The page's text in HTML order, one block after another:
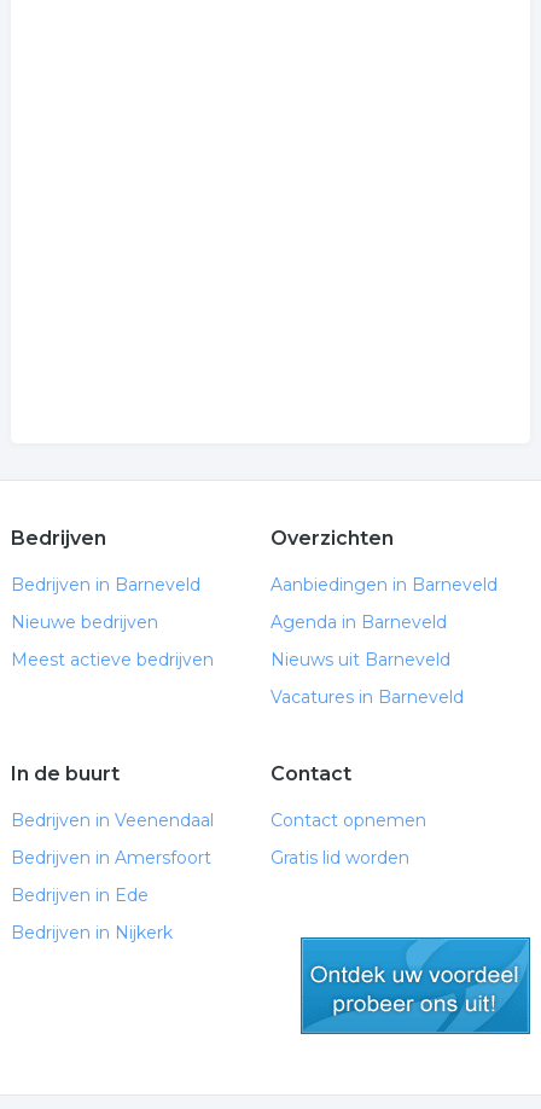
Bedrijven
Bedrijven in Barneveld
Nieuwe bedrijven
Meest actieve bedrijven
Overzichten
Aanbiedingen in Barneveld
Agenda in Barneveld
Nieuws uit Barneveld
Vacatures in Barneveld
In de buurt
Bedrijven in Veenendaal
Bedrijven in Amersfoort
Bedrijven in Ede
Bedrijven in Nijkerk
Contact
Contact opnemen
Gratis lid worden